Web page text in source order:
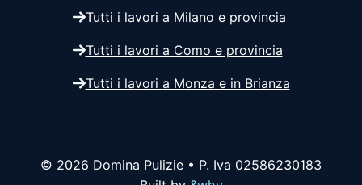
Tutti i lavori a Milano e provincia
Tutti i lavori a Como e provincia
Tutti i lavori a Monza e in Brianza
© 2026 Domina Pulizie • P. Iva 02586230183